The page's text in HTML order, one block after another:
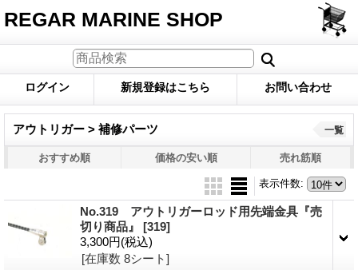
REGAR MARINE SHOP
ログイン 新規登録はこちら お問い合わせ
アウトリガー > 補修パーツ 一覧
おすすめ順 価格の安い順 売れ筋順
表示件数:
No.319 アウトリガーロッド用先端金具『売
切り商品』 [319]
3,300円(税込)
[在庫数 8シート]